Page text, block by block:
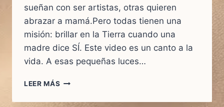
sueñan con ser artistas, otras quieren
abrazar a mamá.Pero todas tienen una
misión: brillar en la Tierra cuando una
madre dice SÍ. Este video es un canto a la
vida. A esas pequeñas luces…
LEER MÁS CUANDO
MAMÁ